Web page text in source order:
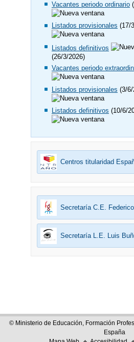
Vacantes periodo ordinario
Listados provisionales (17/
Listados definitivos
(26/3/2026)
Vacantes periodo
Listados provisionales (3/
Listados definitivos (10/6/
Centros titularidad
Secretaría C.E.
Secretaría L.E. Luis
© Ministerio de Educación, Formación
España